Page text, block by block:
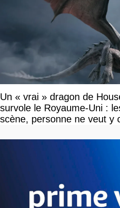
Un « vrai » dragon de
survole le Royaume-Uni :
scène, personne ne veut y